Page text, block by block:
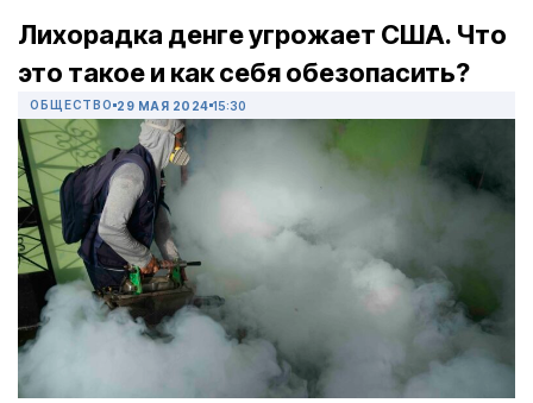
Лихорадка денге угрожает США. Что
это такое и как себя обезопасить?
ОБЩЕСТВО 29 МАЯ 2024 15:30